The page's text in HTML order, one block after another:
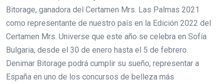
Bitorage, ganadora del Certamen Mrs. Las Palmas 2021
como representante de nuestro país en la Edición 2022 del
Certamen Mrs. Universe que este año se celebra en Sofía
Bulgaria, desde el 30 de enero hasta el 5 de febrero.
Denimar Bitorage podrá cumplir su sueño; representar a
España en uno de los concursos de belleza más